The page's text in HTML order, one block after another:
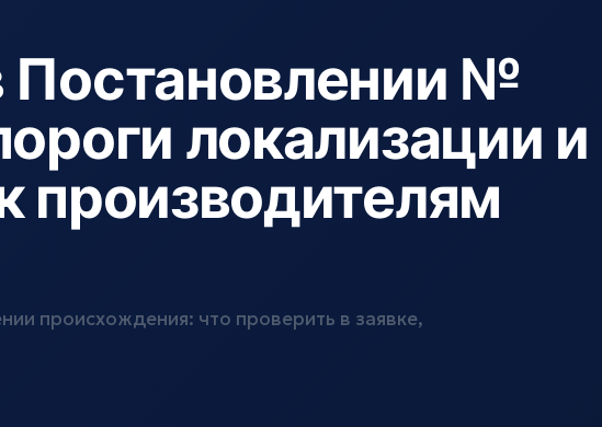
Постановлении №
локализации и
производителям
происхождения: что проверить в заявке,